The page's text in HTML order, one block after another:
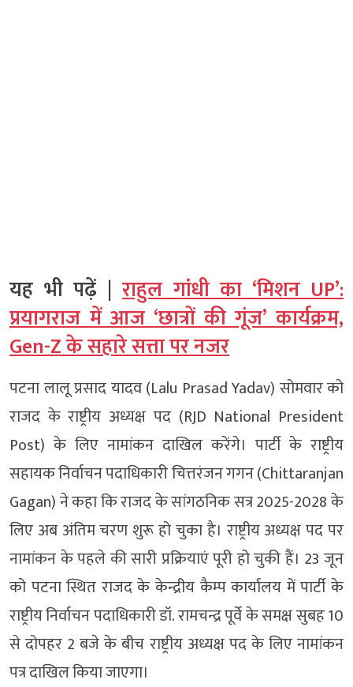
यह भी पढ़ें | राहुल गांधी का ‘मिशन UP’:
प्रयागराज में आज ‘छात्रों की गूंज’ कार्यक्रम,
Gen-Z के सहारे सत्ता पर नजर
पटना लालू प्रसाद यादव (Lalu Prasad Yadav) सोमवार को
राजद के राष्ट्रीय अध्यक्ष पद (RJD National President
Post) के लिए नामांकन दाखिल करेंगे। पार्टी के राष्ट्रीय
सहायक निर्वाचन पदाधिकारी चित्तरंजन गगन (Chittaranjan
Gagan) ने कहा कि राजद के सांगठनिक सत्र 2025-2028 के
लिए अब अंतिम चरण शुरू हो चुका है। राष्ट्रीय अध्यक्ष पद पर
नामांकन के पहले की सारी प्रक्रियाएं पूरी हो चुकी हैं। 23 जून
को पटना स्थित राजद के केन्द्रीय कैम्प कार्यालय में पार्टी के
राष्ट्रीय निर्वाचन पदाधिकारी डॉ. रामचन्द्र पूर्वे के समक्ष सुबह 10
से दोपहर 2 बजे के बीच राष्ट्रीय अध्यक्ष पद के लिए नामांकन
पत्र दाखिल किया जाएगा।